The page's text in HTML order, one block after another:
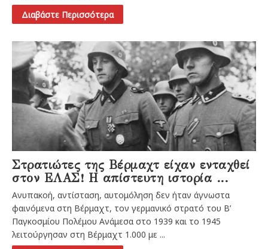
Διαβάστε Περισσότερα
Στρατιώτες της Βέρμαχτ είχαν ενταχθεί
στον ΕΛΑΣ! Η απίστευτη ιστορία ...
Ανυπακοή, αντίσταση, αυτομόληση δεν ήταν άγνωστα
φαινόμενα στη Βέρμαχτ, τον γερμανικό στρατό του Β’
Παγκοσμίου Πολέμου Ανάμεσα στο 1939 και το 1945
λειτούργησαν στη Βέρμαχτ 1.000 με ...